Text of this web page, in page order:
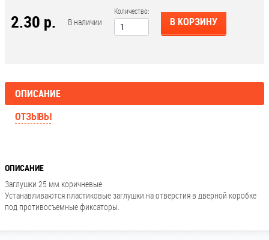
2.30 р. В наличии
Количество:
В КОРЗИНУ
ОПИСАНИЕ
ОТЗЫВЫ
ОПИСАНИЕ
Заглушки 25 мм коричневые
Устанавливаются пластиковые заглушки на отверстия в дверной коробке
под противосъемные фиксаторы.